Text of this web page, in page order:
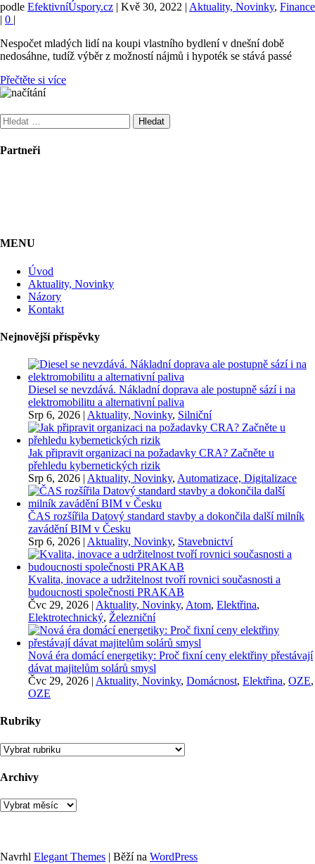
podle EfektivníÚspory.cz | Kvě 30, 2022 | Aktuality, Novinky, Finance
| 0 |
Nespočet mladých lidí na koupi vlastního bydlení v dnešní době
nedosáhne, tudíž výběr z možností nájmů i hypoték se stává passé
Přečtěte si více
Vyhledávání
Partneři
MENU
Úvod
Aktuality, Novinky
Názory
Kontakt
Nejnovější příspěvky
Diesel se nevzdává. Nákladní doprava ale postupně sází i na
elektromobilitu a alternativní paliva
Srp 6, 2026 | Aktuality, Novinky, Silniční
Jak připravit organizaci na požadavky CRA? Začněte u
přehledu kybernetických rizik
Srp 6, 2026 | Aktuality, Novinky, Automatizace, Digitalizace
ČAS rozšířila Datový standard stavby a dokončila další milník
zavádění BIM v Česku
Srp 6, 2026 | Aktuality, Novinky, Stavebnictví
Kvalita, inovace a udržitelnost tvoří rovnici současnosti a
budoucnosti společnosti PRAKAB
Čvc 29, 2026 | Aktuality, Novinky, Atom, Elektřina,
Elektrotechnický, Železniční
Nová éra domácí energetiky: Proč fixní ceny elektřiny přestávají
dávat majitelům solárů smysl
Čvc 29, 2026 | Aktuality, Novinky, Domácnost, Elektřina, OZE,
OZE
Rubriky
Rubriky
Archivy
Archivy
Navrhl Elegant Themes | Běží na WordPress